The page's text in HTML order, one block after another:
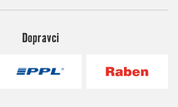
Dopravci